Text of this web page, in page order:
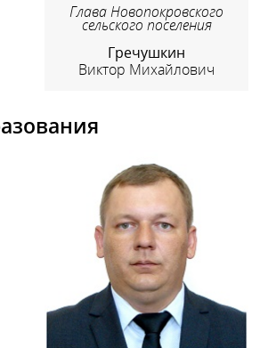
Глава Новопокровского
сельского поселения
Гречушкин
Виктор Михайлович